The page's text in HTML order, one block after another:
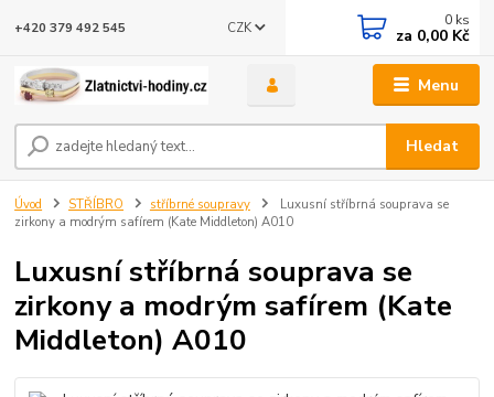
Menu
CZK
Hledat
+420 379 492 545 0 ks
za 0,00 Kč
Úvod STŘÍBRO stříbrné soupravy
Luxusní stříbrná souprava se
zirkony a modrým safírem (Kate Middleton) A010
Luxusní stříbrná souprava se
zirkony a modrým safírem (Kate
Middleton) A010